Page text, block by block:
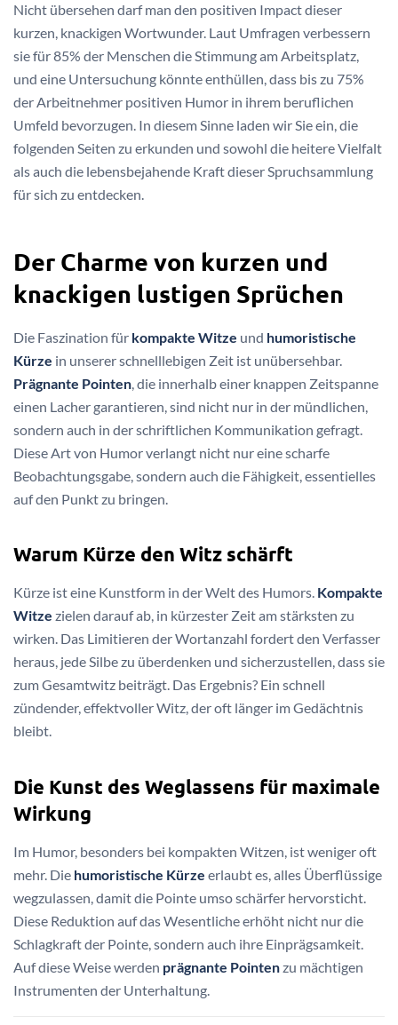
Nicht übersehen darf man den positiven Impact dieser
kurzen, knackigen Wortwunder. Laut Umfragen verbessern
sie für 85% der Menschen die Stimmung am Arbeitsplatz,
und eine Untersuchung könnte enthüllen, dass bis zu 75%
der Arbeitnehmer positiven Humor in ihrem beruflichen
Umfeld bevorzugen. In diesem Sinne laden wir Sie ein, die
folgenden Seiten zu erkunden und sowohl die heitere Vielfalt
als auch die lebensbejahende Kraft dieser Spruchsammlung
für sich zu entdecken.
Der Charme von kurzen und
knackigen lustigen Sprüchen
Die Faszination für kompakte Witze und humoristische
Kürze in unserer schnelllebigen Zeit ist unübersehbar.
Prägnante Pointen , die innerhalb einer knappen Zeitspanne
einen Lacher garantieren, sind nicht nur in der mündlichen,
sondern auch in der schriftlichen Kommunikation gefragt.
Diese Art von Humor verlangt nicht nur eine scharfe
Beobachtungsgabe, sondern auch die Fähigkeit, essentielles
auf den Punkt zu bringen.
Warum Kürze den Witz schärft
Kürze ist eine Kunstform in der Welt des Humors. Kompakte
Witze zielen darauf ab, in kürzester Zeit am stärksten zu
wirken. Das Limitieren der Wortanzahl fordert den Verfasser
heraus, jede Silbe zu überdenken und sicherzustellen, dass sie
zum Gesamtwitz beiträgt. Das Ergebnis? Ein schnell
zündender, effektvoller Witz, der oft länger im Gedächtnis
bleibt.
Die Kunst des Weglassens für maximale
Wirkung
Im Humor, besonders bei kompakten Witzen, ist weniger oft
mehr. Die humoristische Kürze erlaubt es, alles Überflüssige
wegzulassen, damit die Pointe umso schärfer hervorsticht.
Diese Reduktion auf das Wesentliche erhöht nicht nur die
Schlagkraft der Pointe, sondern auch ihre Einprägsamkeit.
Auf diese Weise werden prägnante Pointenzu mächtigen
Instrumenten der Unterhaltung.